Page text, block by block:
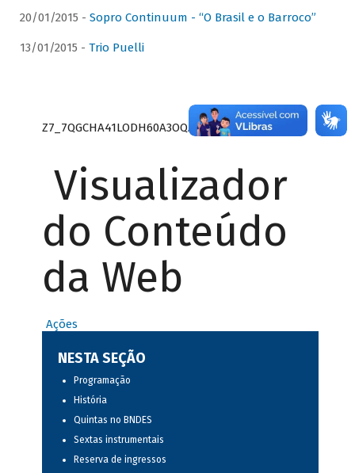
20/01/2015 - Sopro Continuum - “O Brasil e o Barroco”
13/01/2015 - Trio Puelli
Z7_7QGCHA41LODH60A3OQA8RN1415
Visualizador
do Conteúdo
da Web
Ações
NESTA SEÇÃO
Programação
História
Quintas no BNDES
Sextas instrumentais
Reserva de ingressos